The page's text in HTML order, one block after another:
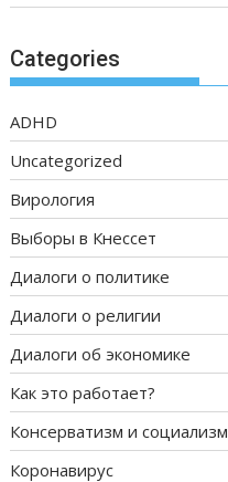
Categories
ADHD
Uncategorized
Вирология
Выборы в Кнессет
Диалоги о политике
Диалоги о религии
Диалоги об экономике
Как это работает?
Консерватизм и социализм
Коронавирус